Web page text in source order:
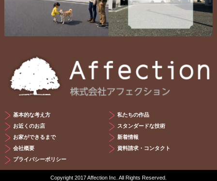
基本的な考え方
私たちの作品
お近くのお店
スタンダードな技術
お家ができるまで
新着情報
会社概要
資料請求・コンタクト
プライバシーポリシー
Copyright 2017 Affection Inc. All Rights Reserved.